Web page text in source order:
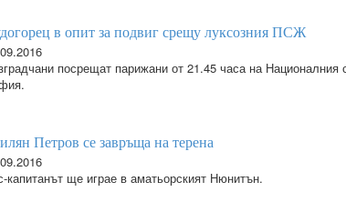
в опит за подвиг срещу луксозния ПСЖ
посрещат парижани от 21.45 часа на Националния
Петров се завръща на терена
капитанът ще играе в аматьорският Нюнитън.